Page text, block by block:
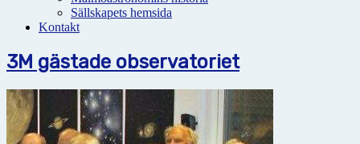
Sällskapets hemsida
Kontakt
3M gästade observatoriet